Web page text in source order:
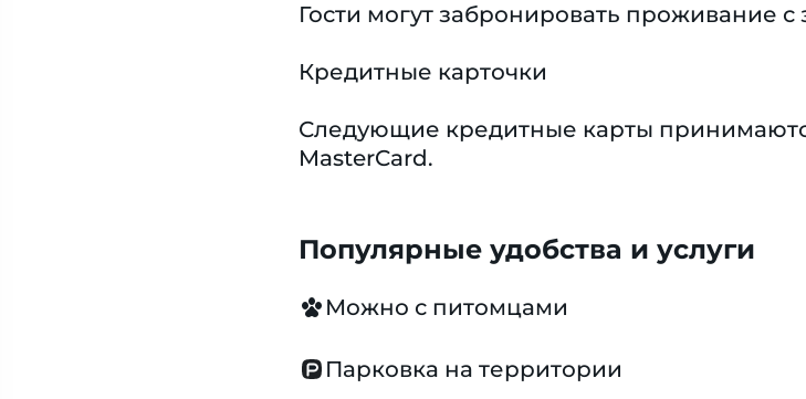
Гости могут забронировать проживание
Кредитные карточки
Следующие кредитные карты
MasterCard.
Популярные удобства и услуги
Можно с питомцами
Парковка на территории